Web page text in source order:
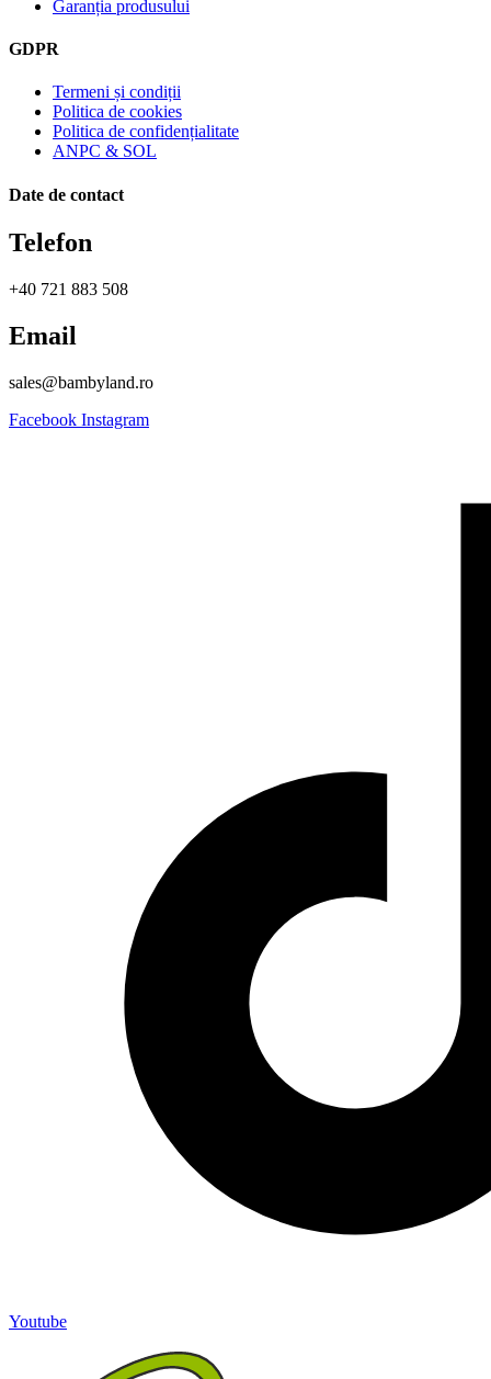
Garanția produsului
GDPR
Termeni și condiții
Politica de cookies
Politica de confidențialitate
ANPC & SOL
Date de contact
Telefon
+40 721 883 508
Email
sales@bambyland.ro​
Facebook Instagram
Youtube